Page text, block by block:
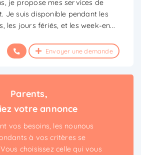
je propose mes services de
Je suis disponible pendant les
les jours fériés, et les week-en...
Envoyer une demande
Parents,
votre annonce
vos besoins, les nounous
à vos critères se
choisissez celle qui vous